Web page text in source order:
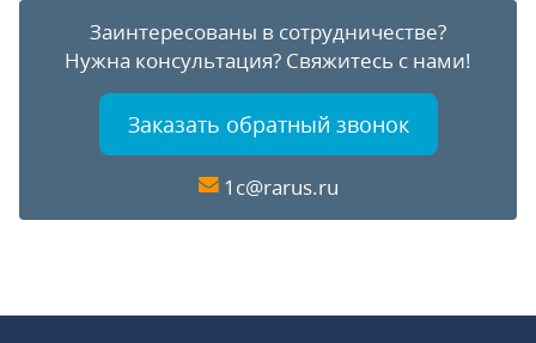
Заинтересованы в сотрудничестве?
Нужна консультация? Свяжитесь с нами!
Заказать обратный звонок
1c@rarus.ru